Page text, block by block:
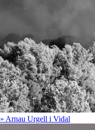
Arnau Urgell i Vidal